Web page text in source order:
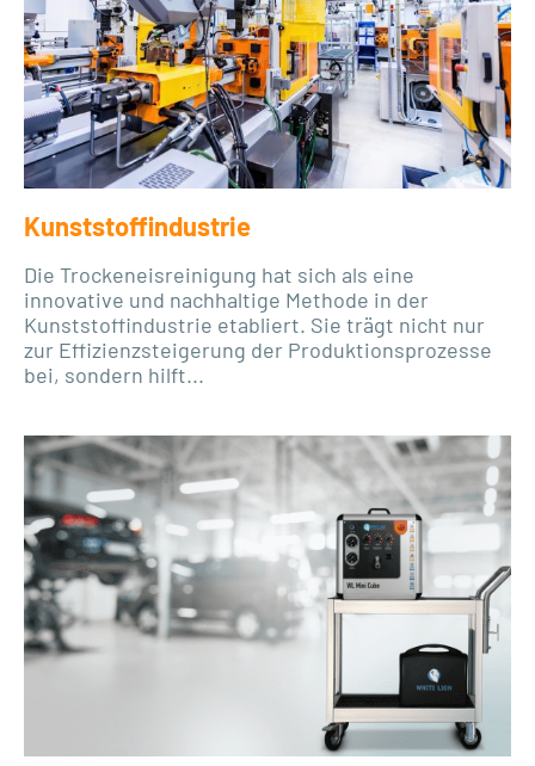
Kunststoffindustrie
Die Trockeneisreinigung hat sich als eine
innovative und nachhaltige Methode in der
Kunststoffindustrie etabliert. Sie trägt nicht nur
zur Effizienzsteigerung der Produktionsprozesse
bei, sondern hilft...